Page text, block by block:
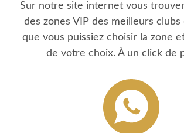
Sur notre site internet vous
des zones VIP des meilleurs clubs
que vous puissiez choisir la zone
de votre choix. À un click de